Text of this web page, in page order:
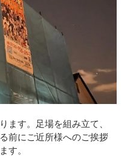
ます。足場を組み立て、
前にご近所様へのご挨拶
す。